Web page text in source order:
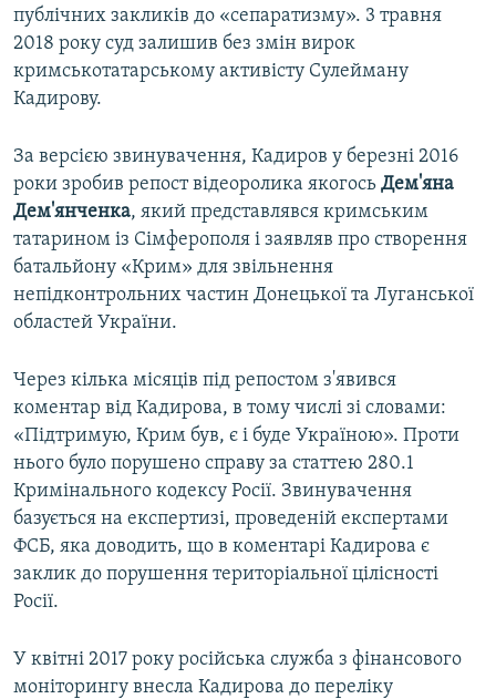
публічних закликів до «сепаратизму». 3 травня
2018 року суд залишив без змін вирок
кримськотатарському активісту Сулейману
Кадирову.
За версією звинувачення, Кадиров у березні 2016
роки зробив репост відеоролика якогось Дем'яна
Дем'янченка, який представлявся кримським
татарином із Сімферополя і заявляв про створення
батальйону «Крим» для звільнення
непідконтрольних частин Донецької та Луганської
областей України.
Через кілька місяців під репостом з'явився
коментар від Кадирова, в тому числі зі словами:
«Підтримую, Крим був, є і буде Україною». Проти
нього було порушено справу за статтею 280.1
Кримінального кодексу Росії. Звинувачення
базується на експертизі, проведеній експертами
ФСБ, яка доводить, що в коментарі Кадирова є
заклик до порушення територіальної цілісності
Росії.
У квітні 2017 року російська служба з фінансового
моніторингу внесла Кадирова до переліку